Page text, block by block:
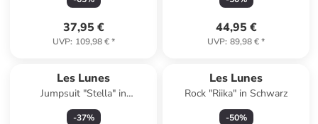
37,95 €
UVP: 109,98 €*
44,95 €
UVP: 89,98 €*
Les Lunes
Jumpsuit "Stella" in
Dunkelblau
-37%
Les Lunes
Rock "Riika" in Schwarz
-50%